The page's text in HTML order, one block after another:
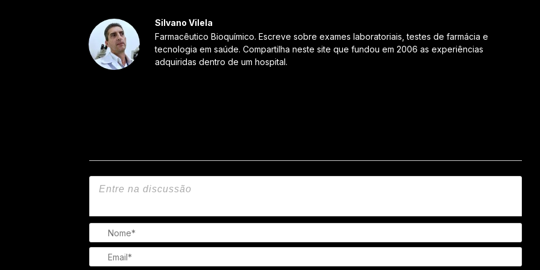
Silvano Vilela
Farmacêutico Bioquímico. Escreve sobre exames laboratoriais, testes de farmácia e
tecnologia em saúde. Compartilha neste site que fundou em 2006 as experiências
adquiridas dentro de um hospital.
Email*